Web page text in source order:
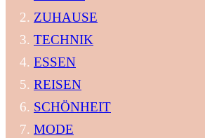
ZUHAUSE
TECHNIK
ESSEN
REISEN
SCHÖNHEIT
MODE